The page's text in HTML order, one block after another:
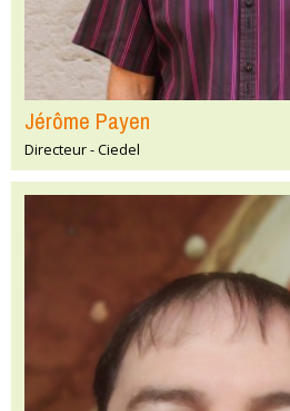
Jérôme Payen
Directeur - Ciedel